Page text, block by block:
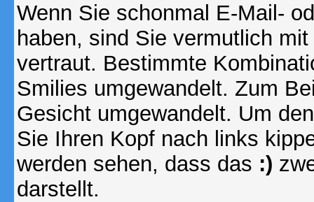
Wenn Sie schonmal E-Mail-
haben, sind Sie vermutlich
vertraut. Bestimmte
Smilies umgewandelt. Zum
Gesicht umgewandelt. Um
Sie Ihren Kopf nach links
werden sehen, dass das :)
darstellt.